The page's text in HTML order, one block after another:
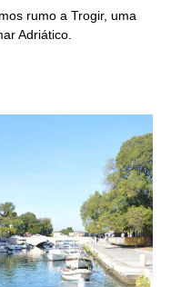
rumo a Trogir, uma
Adriático.